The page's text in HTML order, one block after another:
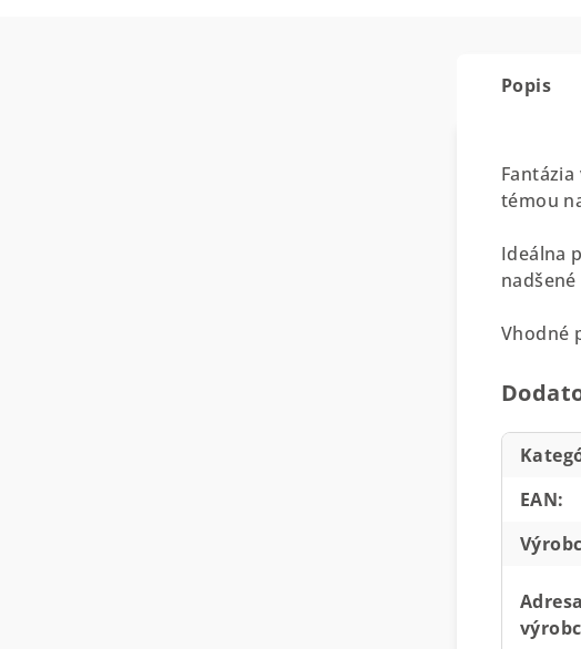
Popis
témou
Ideálna
Vhodné
EAN:
Adresa